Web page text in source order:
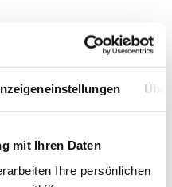
mit Ihren Daten
Ihre persönlichen
zwischen
Nachname".
für Elektroautos mit